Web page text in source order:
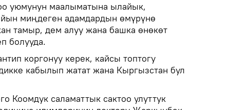
уюмунун маалыматына ылайык,
миңдеген адамдардын өмүрүнө
тамыр, дем алуу жана башка өнөкөт
болууда.
коргонуу керек, кайсы топтогу
кабылып жатат жана Кыргызстан бул
Коомдук саламаттык сактоо улуттук